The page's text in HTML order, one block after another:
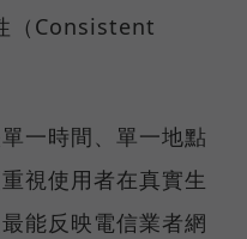
（Consistent
一時間、單一地點
視使用者在真實生
能反映電信業者網